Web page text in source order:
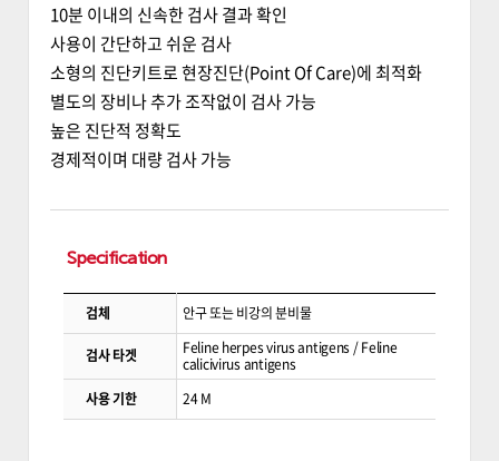
10분 이내의 신속한 검사 결과 확인
사용이 간단하고 쉬운 검사
소형의 진단키트로 현장진단(Point Of Care)에 최적화
별도의 장비나 추가 조작없이 검사 가능
높은 진단적 정확도
경제적이며 대량 검사 가능
Specification
검체 안구 또는 비강의 분비물
검사 타겟
Feline herpes virus antigens / Feline
calicivirus antigens
사용 기한
24 M